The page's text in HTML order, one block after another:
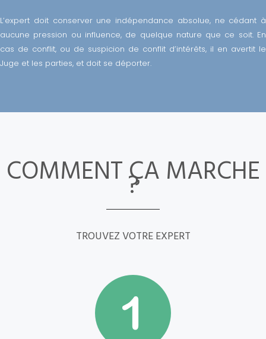
L’expert doit conserver une indépendance absolue, ne cédant à
aucune pression ou influence, de quelque nature que ce soit. En
cas de conflit, ou de suspicion de conflit d’intérêts, il en avertit le
Juge et les parties, et doit se déporter.
COMMENT ÇA MARCHE
?
TROUVEZ VOTRE EXPERT